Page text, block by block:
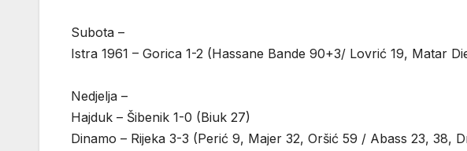
Subota –
Istra 1961 – Gorica 1-2 (Hassane Bande 90+3/ Lovrić 19, Matar
Nedjelja –
Hajduk – Šibenik 1-0 (Biuk 27)
Dinamo – Rijeka 3-3 (Perić 9, Majer 32, Oršić 59 / Abass 23, 38,